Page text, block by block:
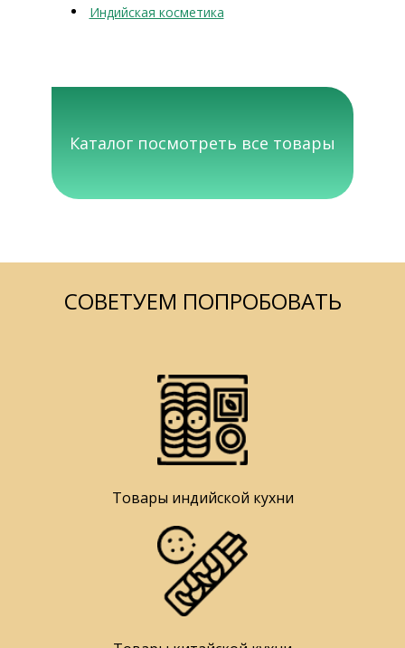
Индийская косметика
Каталог посмотреть все товары
СОВЕТУЕМ ПОПРОБОВАТЬ
Товары индийской кухни